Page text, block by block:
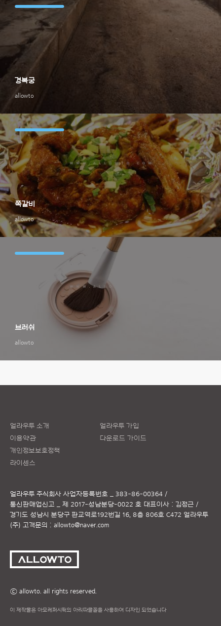
allowto
경복궁
allowto
쪽갈비
allowto
브러쉬
얼라우투 소개
이용약관
개인정보보호정책
라이센스
얼라우투 가입
다운로드 가이드
얼라우투 주식회사 사업자등록번호 _ 383-86-00364 /
통신판매업신고 _ 제 2017-성남분당-0022 호 대표이사 : 김정근 /
경기도 성남시 분당구 판교역로192번길 16, 8층 806호 C472 얼라우투
(주) 고객문의 : allowto@naver.com
ⓒ allowto. all rights reserved.
이 제작물은 아모레퍼시픽의 아리따글꼴을 사용하여 디자인 되었습니다